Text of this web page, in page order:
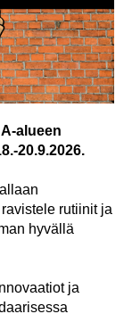
alueen
20.9.2026.
rutiinit ja
hyvällä
ja